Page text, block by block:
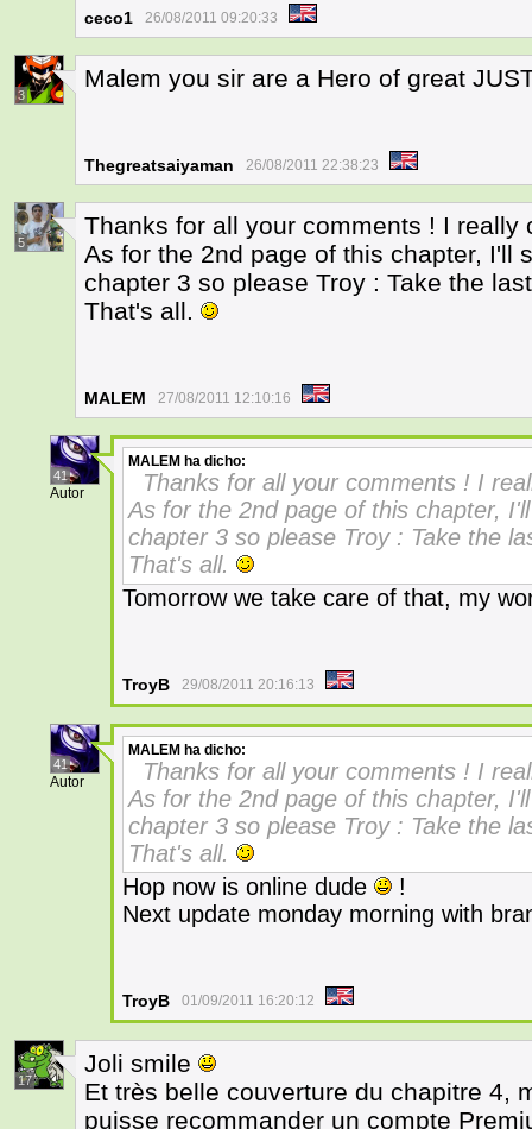
ceco1 26/08/2011 09:20:33
3
Malem you sir are a Hero of great
Thegreatsaiyaman 26/08/2011 22:38:23
5
Thanks for all your comments ! I really
As for the 2nd page of this chapter, I'll
chapter 3 so please Troy : Take the
That's all.
MALEM 27/08/2011 12:10:16
41
Autor
MALEM ha dicho:
Thanks for all your comments ! I
As for the 2nd page of this chapter,
chapter 3 so please Troy : Take the
That's all.
Tomorrow we take care of that, my
TroyB 29/08/2011 20:16:13
41
Autor
MALEM ha dicho:
Thanks for all your comments ! I
As for the 2nd page of this chapter,
chapter 3 so please Troy : Take the
That's all.
Hop now is online dude
!
Next update monday morning with
TroyB 01/09/2011 16:20:12
17
Joli smile
Et très belle couverture du chapitre 4,
puisse recommander un compte